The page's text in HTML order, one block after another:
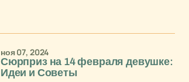
Сюрприз на 14 февраля девушке:
Идеи и Советы
ноя 07, 2024